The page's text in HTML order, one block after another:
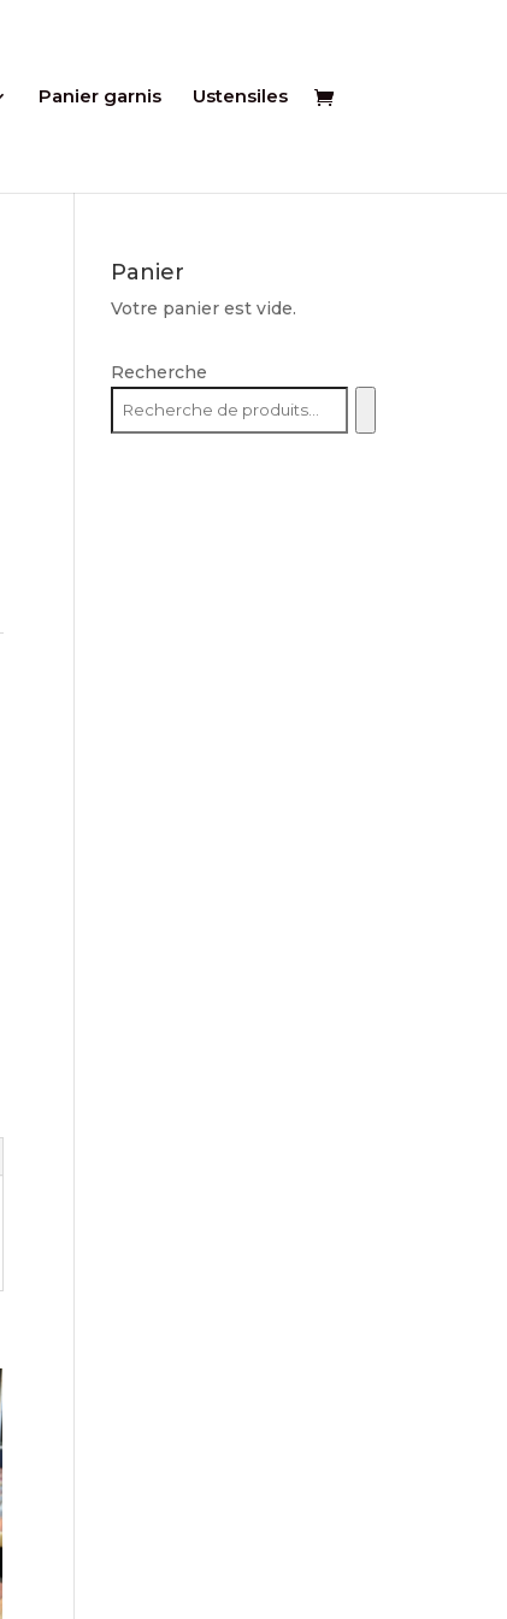
Panier garnis Ustensiles
Panier
Votre panier est vide.
Recherche